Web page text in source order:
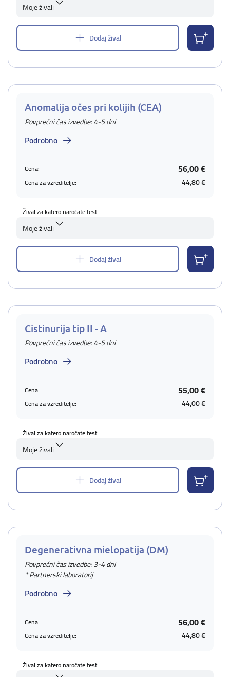
Moje živali
Dodaj žival
Anomalija očes pri kolijih (CEA)
Povprečni čas izvedbe: 4-5 dni
Podrobno
Cena: 56,00 €
Cena za vzreditelje: 44,80 €
Žival za katero naročate test
Moje živali
Dodaj žival
Cistinurija tip II - A
Povprečni čas izvedbe: 4-5 dni
Podrobno
Cena: 55,00 €
Cena za vzreditelje: 44,00 €
Žival za katero naročate test
Moje živali
Dodaj žival
Degenerativna mielopatija (DM)
Povprečni čas izvedbe: 3-4 dni
* Partnerski laboratorij
Podrobno
Cena: 56,00 €
Cena za vzreditelje: 44,80 €
Žival za katero naročate test